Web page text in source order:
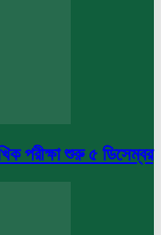
পরীক্ষা শুরু ৫ ডিসেম্বর